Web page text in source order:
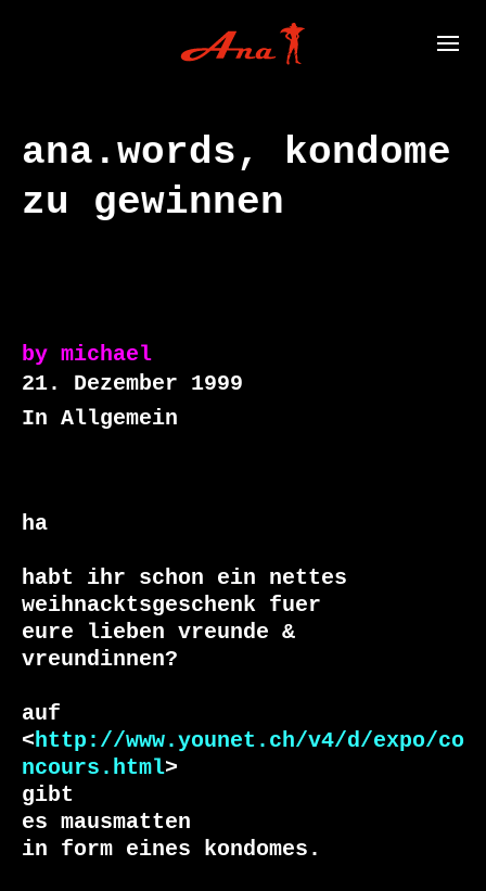
ana.words, kondome
zu gewinnen
by michael
21. Dezember 1999
In Allgemein
ha
habt ihr schon ein nettes
weihnacktsgeschenk fuer
eure lieben vreunde &
vreundinnen?
auf
<http://www.younet.ch/v4/d/expo/co
ncours.html>
gibt
es mausmatten
in form eines kondomes.